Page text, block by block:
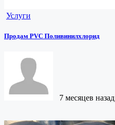
Услуги
Продам PVC Поливинилхлорид
7 месяцев назад